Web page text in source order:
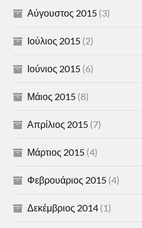
Αύγουστος 2015 (3)
Ιούλιος 2015 (2)
Ιούνιος 2015 (6)
Μάιος 2015 (8)
Απρίλιος 2015 (7)
Μάρτιος 2015 (4)
Φεβρουάριος 2015 (4)
Δεκέμβριος 2014 (1)